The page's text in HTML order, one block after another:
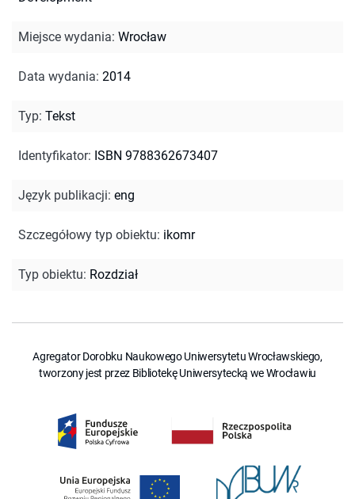
Miejsce wydania: Wrocław
Data wydania: 2014
Typ: Tekst
Identyfikator: ISBN 9788362673407
Język publikacji: eng
Szczegółowy typ obiektu: ikomr
Typ obiektu: Rozdział
Agregator Dorobku Naukowego Uniwersytetu Wrocławskiego,
tworzony jest przez Bibliotekę Uniwersytecką we Wrocławiu